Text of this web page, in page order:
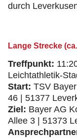
durch
Lange Strecke
Treffpunkt:
Leichtathletik-
Start: TSV
46 | 51377
Ziel: Bayer AG
Allee 3 | 51373